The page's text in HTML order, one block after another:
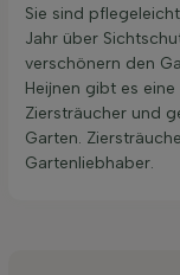
Sie sind
Jahr über
verschönern den
Heijnen gibt es
Ziersträucher und
Garten.
Gartenliebhaber.